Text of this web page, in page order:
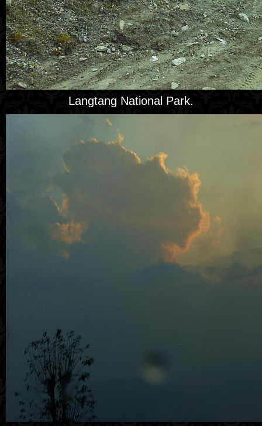
Langtang National Park.